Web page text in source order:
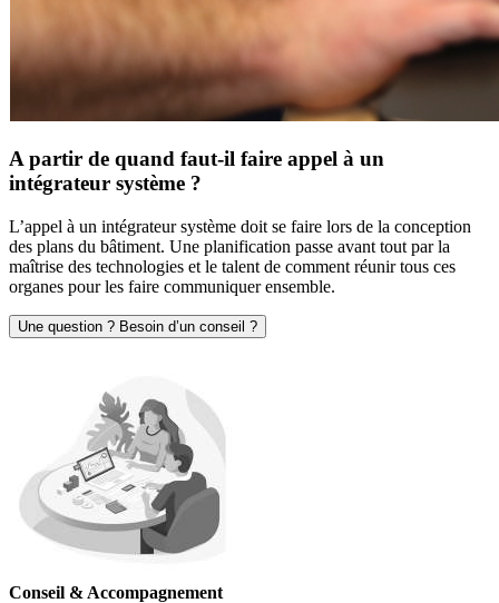
A partir de quand faut-il faire appel à un
intégrateur système ?
L’appel à un intégrateur système doit se faire lors de la conception
des plans du bâtiment. Une planification passe avant tout par la
maîtrise des technologies et le talent de comment réunir tous ces
organes pour les faire communiquer ensemble.
Une question ? Besoin d’un conseil ?
Conseil & Accompagnement